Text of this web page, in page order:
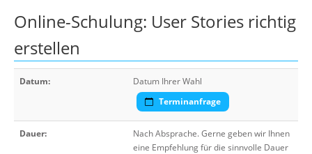
Online-Schulung: User Stories richtig
erstellen
Datum:
Datum Ihrer Wahl
Terminanfrage
Dauer:
Nach Absprache. Gerne geben wir Ihnen
eine Empfehlung für die sinnvolle Dauer